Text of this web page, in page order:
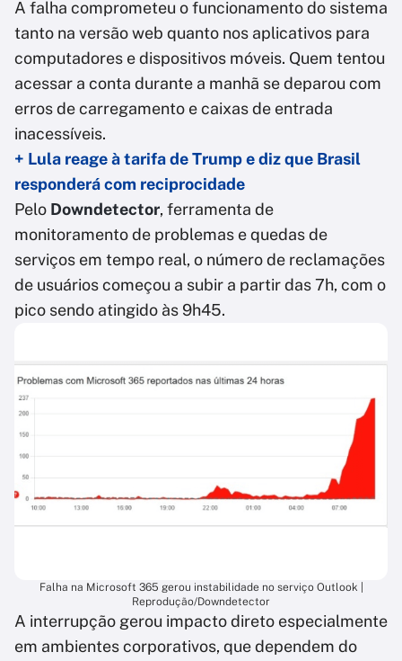
A falha comprometeu o funcionamento do sistema
tanto na versão web quanto nos aplicativos para
computadores e dispositivos móveis. Quem tentou
acessar a conta durante a manhã se deparou com
erros de carregamento e caixas de entrada
inacessíveis.
+ Lula reage à tarifa de Trump e diz que Brasil
responderá com reciprocidade
Pelo Downdetector, ferramenta de
monitoramento de problemas e quedas de
serviços em tempo real, o número de reclamações
de usuários começou a subir a partir das 7h, com o
pico sendo atingido às 9h45.
Falha na Microsoft 365 gerou instabilidade no serviço Outlook |
Reprodução/Downdetector
A interrupção gerou impacto direto especialmente
em ambientes corporativos, que dependem do